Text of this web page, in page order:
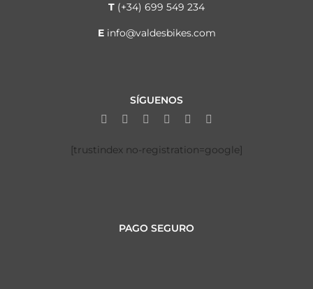
T (+34) 699 549 234
E info@valdesbikes.com
SÍGUENOS
[trustindex no-registration=google]
PAGO SEGURO